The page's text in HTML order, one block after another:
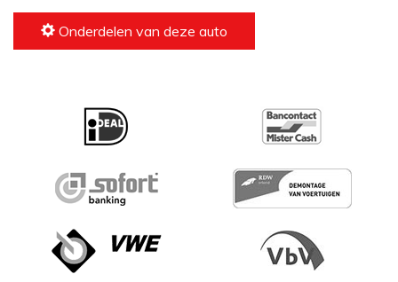
Onderdelen van deze auto